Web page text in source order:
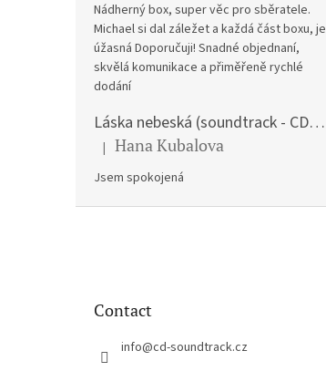
Nádherný box, super věc pro sběratele.
Michael si dal záležet a každá část boxu, je
úžasná Doporučuji! Snadné objednaní,
skvělá komunikace a přiměřeně rychlé
dodání
Láska nebeská (soundtrack - CD) Love Actually
The product rating is 5 out of 5 stars.
| Hana Kubalova
Jsem spokojená
Contact
info@cd-soundtrack.cz